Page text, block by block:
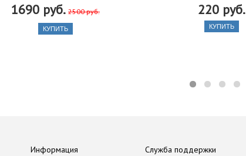
1690 руб. 2500 руб.
КУПИТЬ
220 руб.
КУПИТЬ
Информация Служба поддержки